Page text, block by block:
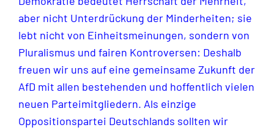
aber nicht Unterdrückung der Minderheiten; sie
lebt nicht von Einheitsmeinungen, sondern von
Pluralismus und fairen Kontroversen: Deshalb
freuen wir uns auf eine gemeinsame Zukunft der
AfD mit allen bestehenden und hoffentlich vielen
neuen Parteimitgliedern. Als einzige
Oppositionspartei Deutschlands sollten wir